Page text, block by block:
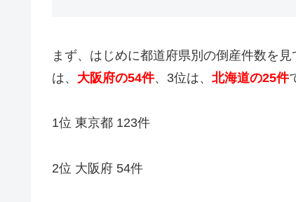
まず、はじめに都道府県別の倒産件数を見
は、 大阪府の54件、3位は、 北海道の25件
1位 東京都 123件
2位 大阪府 54件